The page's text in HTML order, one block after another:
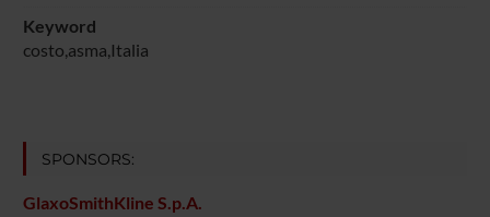
Keyword
costo,asma,Italia
SPONSORS:
GlaxoSmithKline S.p.A.